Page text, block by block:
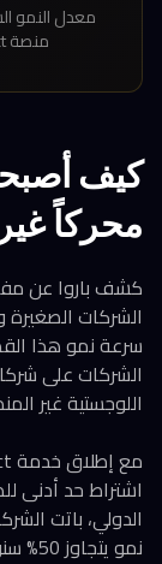
معدل النمو
منصة Delhivery Direct خلال العامين الماضيين
كيف
محركاً
كشف باروا عن
الشركات
سرعة نمو هذا
الشركات على
اللوجستية غير
اشتراط حد أدنى
الدولي، باتت
نمو يتجاوز 50% سنوياً على مدار العامين الماضيين.